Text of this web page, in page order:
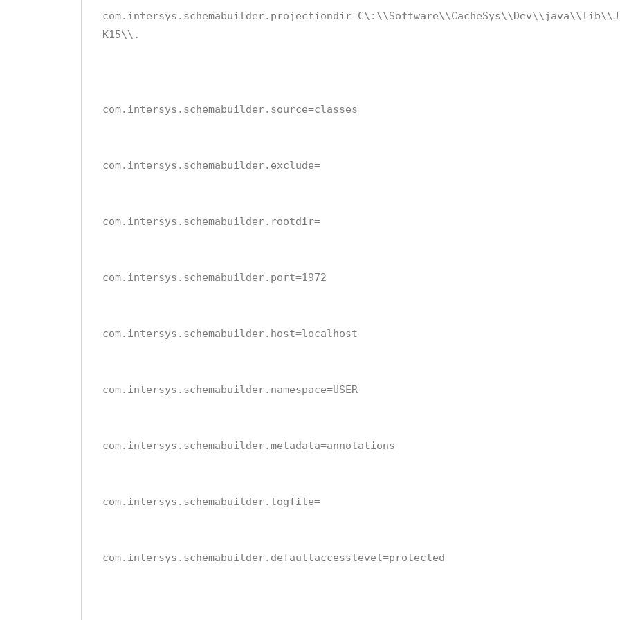
K15\\.
com.intersys.schemabuilder.source=classes
com.intersys.schemabuilder.exclude=
com.intersys.schemabuilder.rootdir=
com.intersys.schemabuilder.port=1972
com.intersys.schemabuilder.host=localhost
com.intersys.schemabuilder.namespace=USER
com.intersys.schemabuilder.metadata=annotations
com.intersys.schemabuilder.logfile=
com.intersys.schemabuilder.defaultaccesslevel=protected